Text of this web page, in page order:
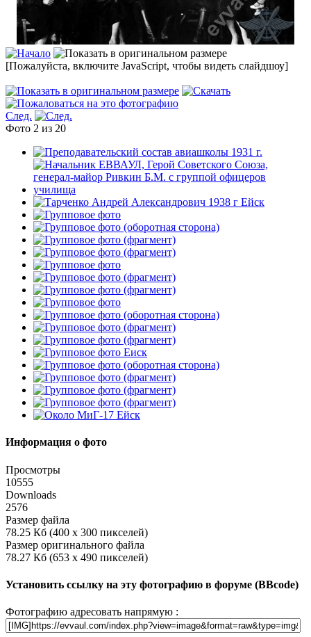
[Пожалуйста, включите JavaScript, чтобы видеть слайдшоу]
След.
Фото 2 из 20
Информация о фото
Просмотры
10555
Downloads
2576
Размер файла
78.25 Кб (400 x 300 пикселей)
Размер оригинального файла
78.27 Кб (653 x 490 пикселей)
Установить ссылку на эту фотографию в форуме (BBcode)
Фотографию адресовать напрямую :